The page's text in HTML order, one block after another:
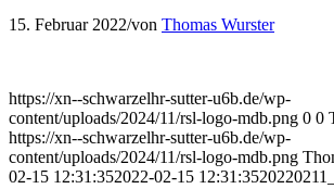
15. Februar 2022/von Thomas Wurster
https://xn--schwarzelhr-sutter-u6b.de/wp-
content/uploads/2024/11/rsl-logo-mdb.png 0 0
https://xn--schwarzelhr-sutter-u6b.de/wp-
content/uploads/2024/11/rsl-logo-mdb.png
02-15 12:31:352022-02-15 12:31:35